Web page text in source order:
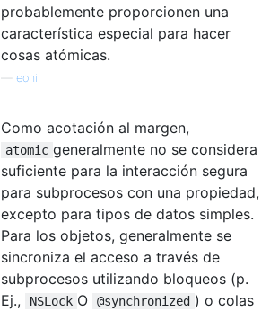
probablemente proporcionen una
característica especial para hacer
cosas atómicas.
eonil
Como acotación al margen,
atomic generalmente no se considera
suficiente para la interacción segura
para subprocesos con una propiedad,
excepto para tipos de datos simples.
Para los objetos, generalmente se
sincroniza el acceso a través de
subprocesos utilizando bloqueos (p.
Ej.,
NSLock O @synchronized ) o colas